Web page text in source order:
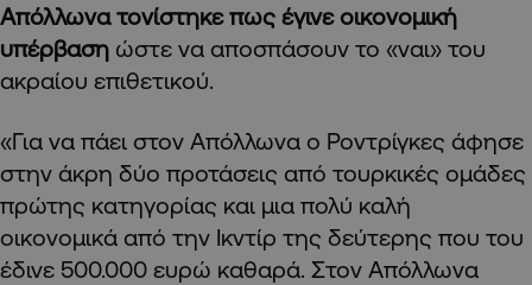
Απόλλωνα τονίστηκε πως έγινε οικονομική
υπέρβαση ώστε να αποσπάσουν το «ναι» του
ακραίου επιθετικού.
«Για να πάει στον Απόλλωνα ο Ροντρίγκες άφησε
στην άκρη δύο προτάσεις από τουρκικές ομάδες
πρώτης κατηγορίας και μια πολύ καλή
οικονομικά από την Ικντίρ της δεύτερης που του
έδινε 500.000 ευρώ καθαρά. Στον Απόλλωνα